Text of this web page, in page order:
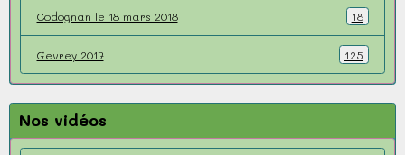
Codognan le 18 mars 2018 18
Gevrey 2017 125
Nos vidéos